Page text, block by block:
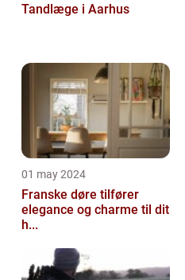
Tandlæge i Aarhus
01 may 2024
Franske døre tilfører
elegance og charme til dit
h...